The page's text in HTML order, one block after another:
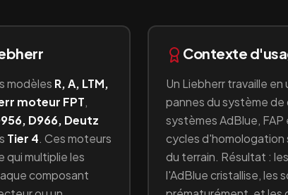
modèles R, A, LTM,
moteur FPT,
D966, Deutz
Tier 4. Ces moteurs
qui multiplie les
composant
Contexte
Un Liebherrtravaille en
pannes du système
systèmes AdBlue,
cycles d'homologation
du terrain. Résultat :
l'AdBlue cristallise, les